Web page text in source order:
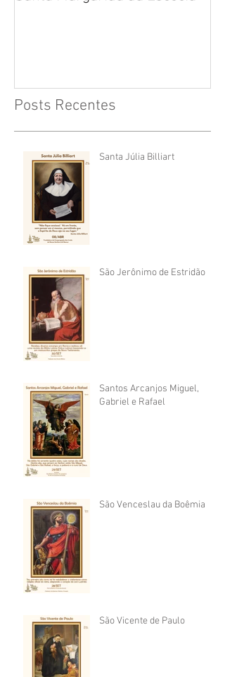
Posts Recentes
Santa Júlia Billiart
São Jerônimo de Estridão
Santos Arcanjos Miguel,
Gabriel e Rafael
São Venceslau da Boêmia
São Vicente de Paulo